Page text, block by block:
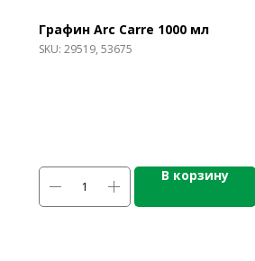
Графин Arc Carre 1000 мл
SKU: 29519, 53675
В корзину